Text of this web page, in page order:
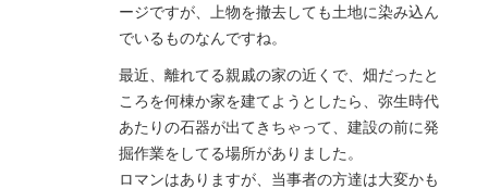
ージですが、上物を撤去しても土地に染み込ん
でいるものなんですね。
最近、離れてる親戚の家の近くで、畑だったと
ころを何棟か家を建てようとしたら、弥生時代
あたりの石器が出てきちゃって、建設の前に発
掘作業をしてる場所がありました。
ロマンはありますが、当事者の方達は大変かも